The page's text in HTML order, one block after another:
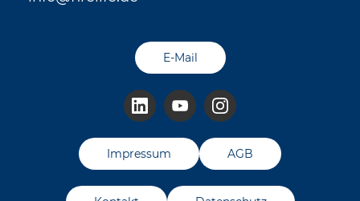
E-Mail
Impressum AGB